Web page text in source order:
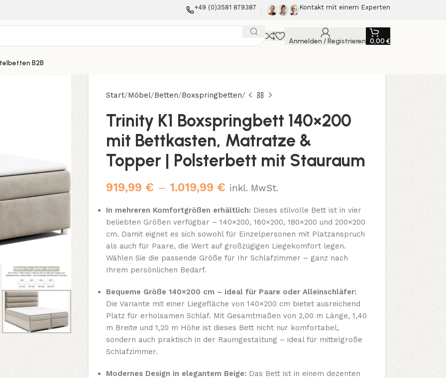
+49 (0)3581 879387 Kontakt mit einem Experten
Anmelden / Registrieren 0,00 €
B2B
Start Möbel Betten Boxspringbetten
Trinity K1 Boxspringbett 140×200
mit Bettkasten, Matratze &
Topper | Polsterbett mit Stauraum
919,99 € – 1.019,99 € inkl. MwSt.
In mehreren Komfortgrößen erhältlich: Dieses stilvolle Bett ist in vier
beliebten Größen verfügbar – 140×200, 160×200, 180×200 und 200×200
cm. Damit eignet es sich sowohl für Einzelpersonen mit Platzanspruch
als auch für Paare, die Wert auf großzügigen Liegekomfort legen.
Wählen Sie die passende Größe für Ihr Schlafzimmer – ganz nach
Ihrem persönlichen Bedarf.
Bequeme Größe 140×200 cm – ideal für Paare oder Alleinschläfer:
Die Variante mit einer Liegefläche von 140×200 cm bietet ausreichend
Platz für erholsamen Schlaf. Mit Gesamtmaßen von 2,00 m Länge, 1,40
m Breite und 1,20 m Höhe ist dieses Bett nicht nur komfortabel,
sondern auch praktisch in der Raumgestaltung – ideal für mittelgroße
Schlafzimmer.
Modernes Design in elegantem Beige: Das Bett ist in einem dezenten